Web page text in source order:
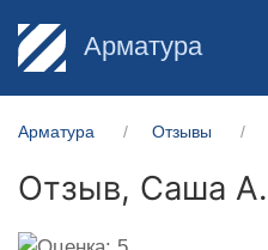
Арматура
Арматура Отзывы
Отзыв, Саша А.